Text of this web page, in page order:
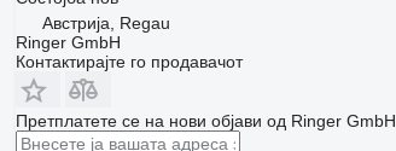
Австрија, Regau
Ringer GmbH
Контактирајте го продавачот
Претплатете се на нови објави од Ringer GmbH